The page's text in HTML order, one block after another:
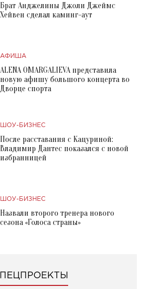
Брат Анджелины Джоли Джеймс
Хейвен сделал каминг-аут
АФИША
ALENA OMARGALIEVA представила
новую афишу большого концерта во
Дворце спорта
ШОУ-БИЗНЕС
После расставания с Кацуриной:
Владимир Дантес показался с новой
избранницей
ШОУ-БИЗНЕС
Назвали второго тренера нового
сезона «Голоса страны»